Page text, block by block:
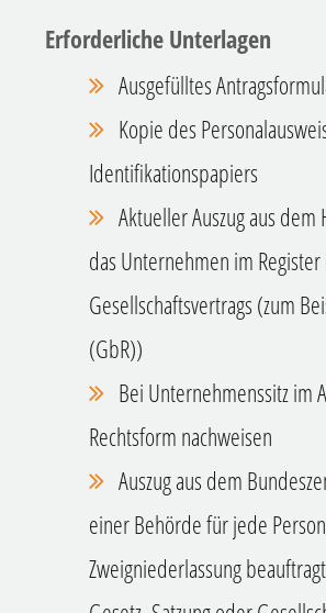
Erforderliche Unterlagen
Ausgefülltes
Kopie des
Identifikationspapiers
Aktueller Auszug aus
das Unternehmen im
Gesellschaftsvertrags (zum
(GbR))
Bei Unternehmenssitz im
Rechtsform nachweisen
Auszug aus dem
einer Behörde für jede
Zweigniederlassung